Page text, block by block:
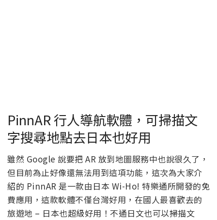
PinnAR 行人導航軟體，可掃描文
字搜尋地點去日本也好用
雖然 Google 說要把 AR 放到地圖服務中也說很久了，
但目前為止好像還無法用到這項功能，這次為大家介
紹的 PinnAR 是一款由日本 Wi-Ho! 特樂通所開發的免
費應用，這款軟體不僅台灣好用，在國人最喜歡去的
旅遊地 – 日本也超級好用！不通日文也可以掃描文